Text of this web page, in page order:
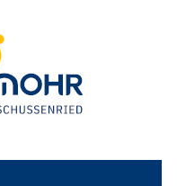
springen